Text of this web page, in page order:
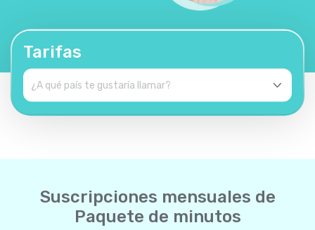
Tarifas
Suscripciones mensuales de
Paquete de minutos